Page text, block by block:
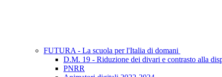
FUTURA - La scuola per l'Italia di domani
D.M. 19 - Riduzione dei divari e contrasto alla
PNRR